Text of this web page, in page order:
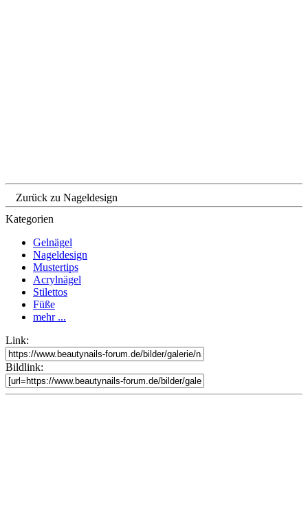
Zurück zu Nageldesign
Kategorien
Gelnägel
Nageldesign
Mustertips
Acrylnägel
Stilettos
Füße
mehr ...
Link:
Bildlink: